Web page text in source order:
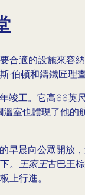
合適的設施來容
·伯頓和鑄鐵匠理
竣工。它高66
室也體現了他的
早晨向公眾開放
。 王家王古巴王
上行進。